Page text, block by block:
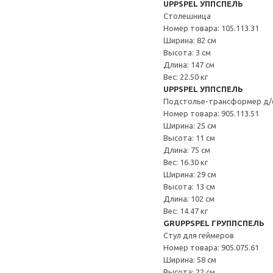
UPPSPEL УППСПЕЛЬ
Столешница
Номер товара: 105.113.31
Ширина: 82 см
Высота: 3 см
Длина: 147 см
Вес: 22.50 кг
UPPSPEL УППСПЕЛЬ
Подстолье-трансформер
Номер товара: 905.113.51
Ширина: 25 см
Высота: 11 см
Длина: 75 см
Вес: 16.30 кг
Ширина: 29 см
Высота: 13 см
Длина: 102 см
Вес: 14.47 кг
GRUPPSPEL ГРУППСПЕЛЬ
Стул для геймеров
Номер товара: 905.075.61
Ширина: 58 см